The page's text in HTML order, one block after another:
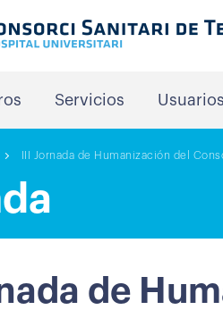
Servicios Usuarios
III Jornada de Humanización del
de